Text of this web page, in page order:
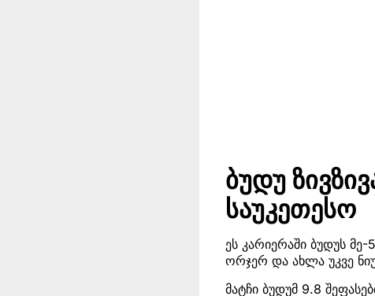
ბუდუ
საუკეთესო
ეს კარიერაში ბუდუს
ორჯერ და ახლა უკვე
მატჩი ბუდუმ 9.8